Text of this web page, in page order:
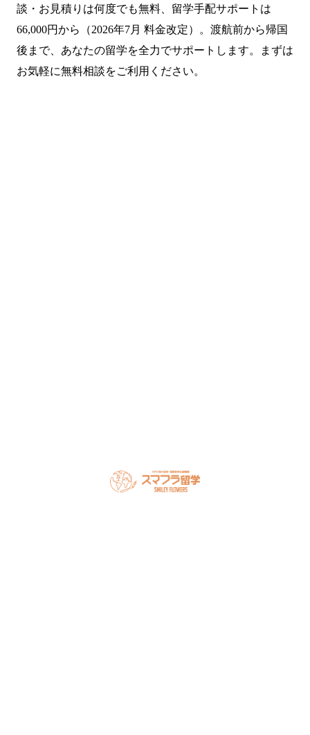
談・お見積りは何度でも無料、留学手配サポートは
66,000円から（2026年7月 料金改定）。渡航前から帰国
後まで、あなたの留学を全力でサポートします。まずは
お気軽に無料相談をご利用ください。